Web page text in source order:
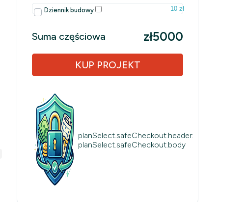
Dziennik budowy 10 zł
Suma częściowa zł5000
KUP PROJEKT
planSelect.safeCheckout.header:
planSelect.safeCheckout.body